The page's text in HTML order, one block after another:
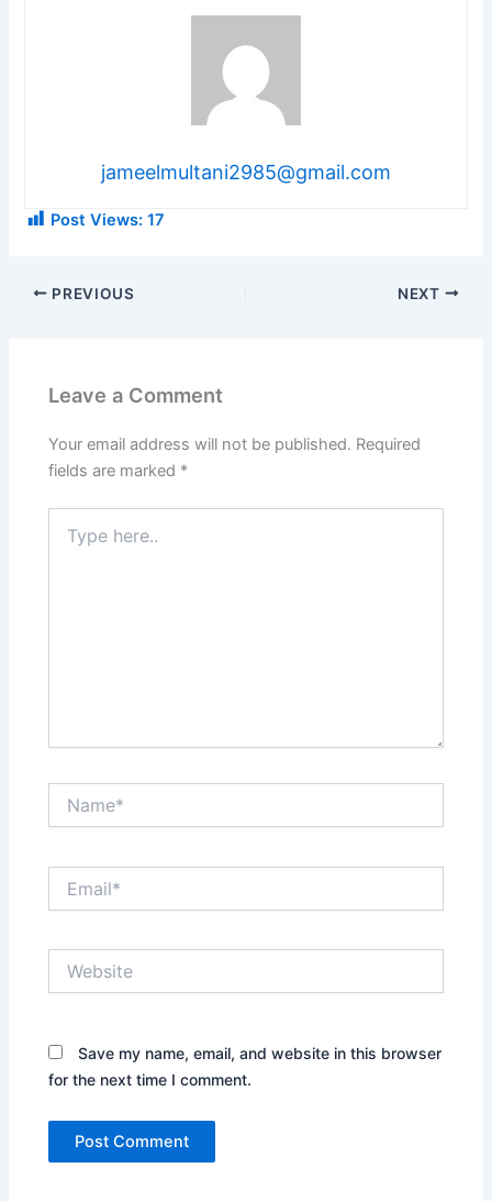
jameelmultani2985@gmail.com
Post Views: 17
PREVIOUS NEXT
Leave a Comment
Your email address will not be published. Required
fields are marked *
here..
Save my name, email, and website in this browser
for the next time I comment.